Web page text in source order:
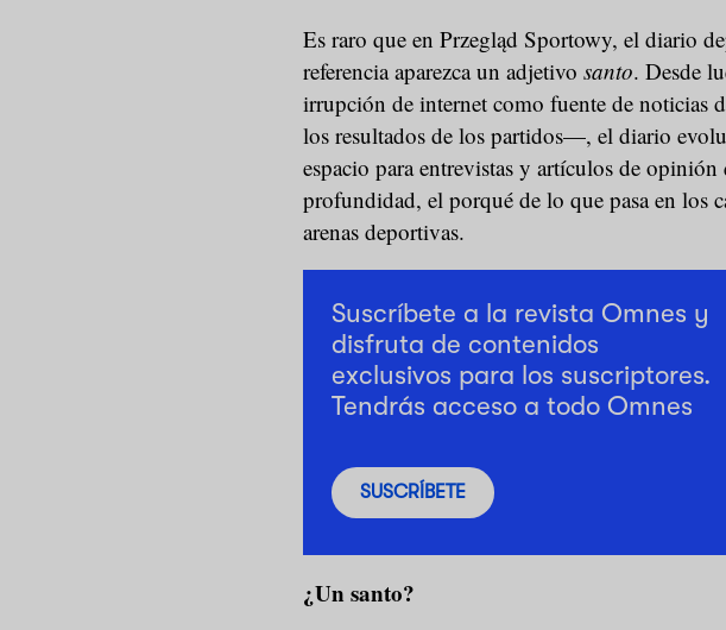
Es raro que en Przegląd Sportowy, el diario
referencia aparezca un adjetivo santo. Desde
irrupción de internet como fuente de noticias
los resultados de los partidos—, el diario
espacio para entrevistas y artículos de
profundidad, el porqué de lo que pasa en los
arenas deportivas.
Suscríbete a la revista Omnes y
disfruta de contenidos
exclusivos para los suscriptores.
Tendrás acceso a todo Omnes
SUSCRÍBETE
¿Un santo?